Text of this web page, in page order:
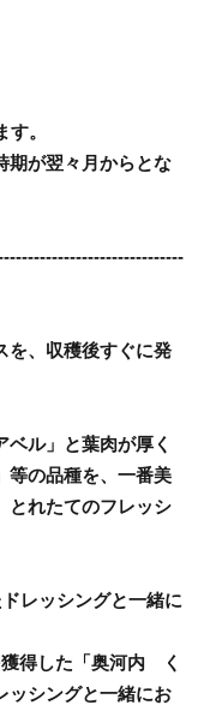
。
期が翌々月からとな
を、収穫後すぐに発
ル」と葉肉が厚く
等の品種を、一番美
とれたてのフレッシ
レッシングと一緒に
獲得した「奥河内 く
ッシングと一緒にお